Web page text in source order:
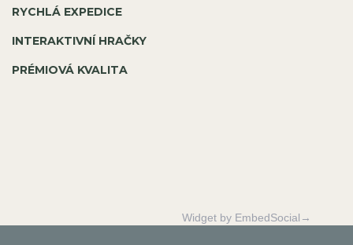
RYCHLÁ EXPEDICE
INTERAKTIVNÍ HRAČKY
PRÉMIOVÁ KVALITA
Widget by EmbedSocial→